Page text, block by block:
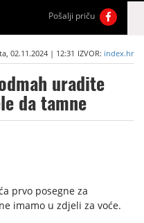
Pošalji priču
02.11.2024 | 12:31 IZVOR: index.hr
uradite
da tamne
prvo posegne za
imamo u zdjeli za voće.